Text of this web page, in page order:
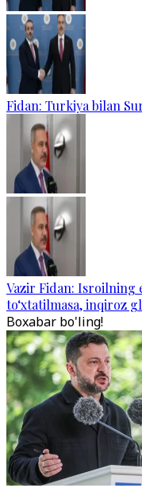
Fidan: Turkiya bilan
Vazir Fidan: Isroilning
to‘xtatilmasa, inqiroz
Boxabar bo'ling!